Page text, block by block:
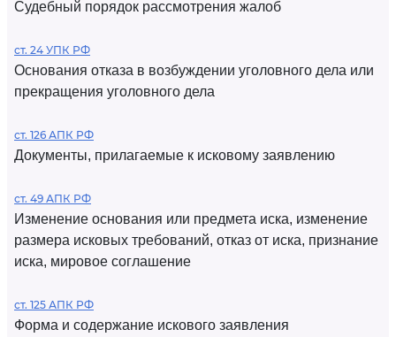
Судебный порядок рассмотрения жалоб
ст. 24 УПК РФ
Основания отказа в возбуждении уголовного дела или
прекращения уголовного дела
ст. 126 АПК РФ
Документы, прилагаемые к исковому заявлению
ст. 49 АПК РФ
Изменение основания или предмета иска, изменение
размера исковых требований, отказ от иска, признание
иска, мировое соглашение
ст. 125 АПК РФ
Форма и содержание искового заявления